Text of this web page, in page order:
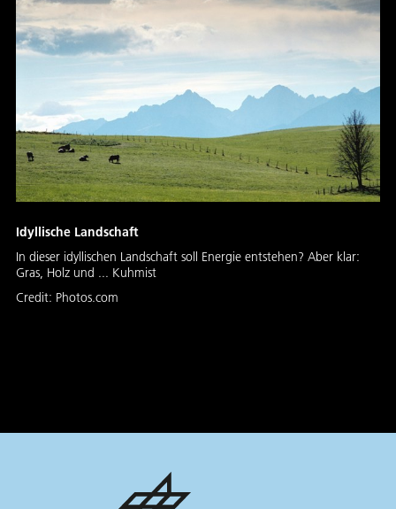
Idyllische Landschaft
In dieser idyllischen Landschaft soll Energie entstehen? Aber klar:
Gras, Holz und ... Kuhmist
Credit: Photos.com